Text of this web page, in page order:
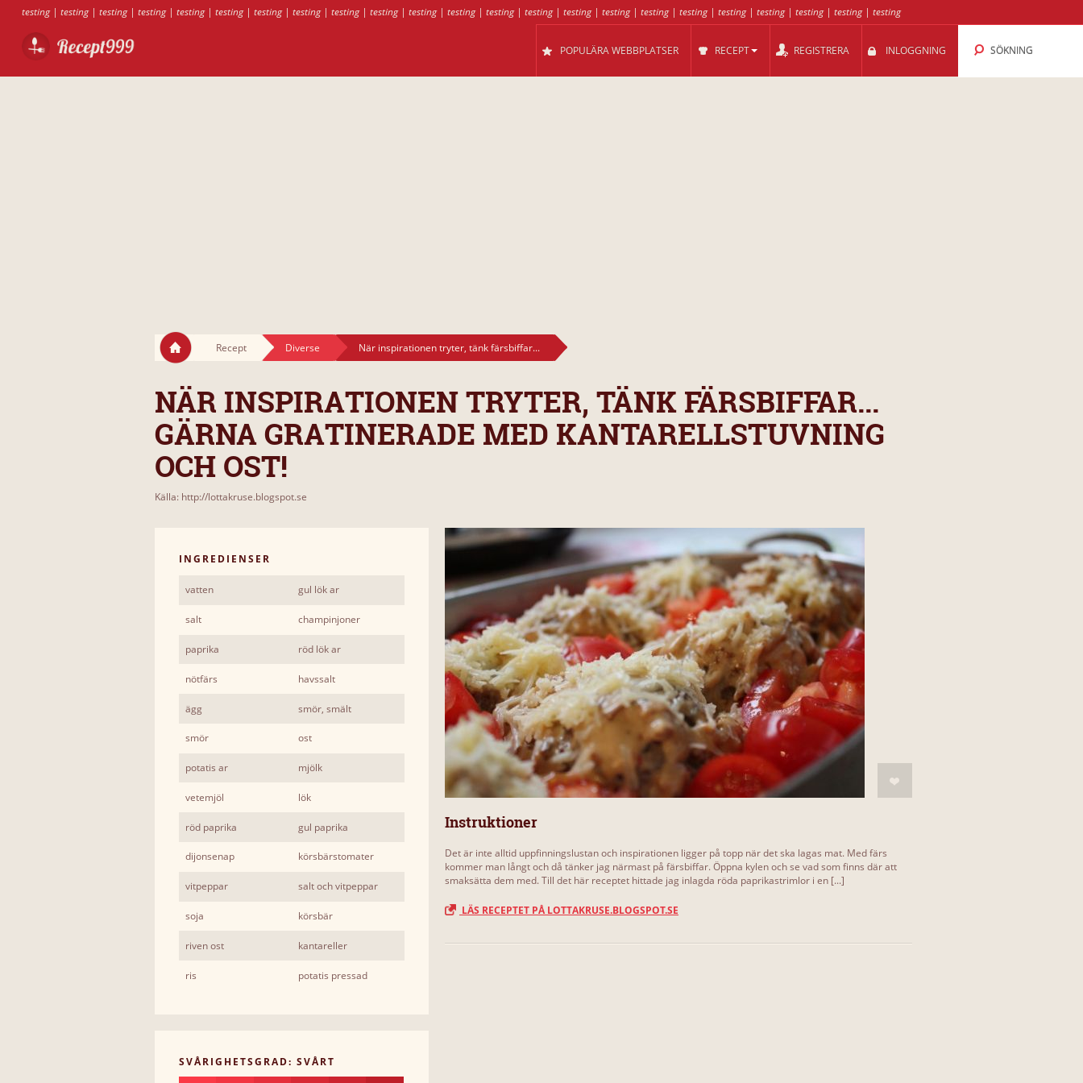
testing| testing| testing| testing| testing| testing| testing| testing| testing| testing| testing| testing| testing| testing| testing| testing| testing| testing| testing| testing| testing| testing| testing
POPULÄRA WEBBPLATSER RECEPT REGISTRERA INLOGGNING SÖKNING
Recept Diverse När inspirationen tryter, tänk färsbiffar...
NÄR INSPIRATIONEN TRYTER, TÄNK FÄRSBIFFAR...
GÄRNA GRATINERADE MED KANTARELLSTUVNING
OCH OST!
Källa: http://lottakruse.blogspot.se
Instruktioner
Det är inte alltid uppfinningslustan och inspirationen ligger på topp när det ska lagas mat. Med färs
kommer man långt och då tänker jag närmast på färsbiffar. Öppna kylen och se vad som finns där att
smaksätta dem med. Till det här receptet hittade jag inlagda röda paprikastrimlor i en [...]
LÄS RECEPTET PÅ LOTTAKRUSE.BLOGSPOT.SE
INGREDIENSER
vatten gul lök ar
salt champinjoner
paprika röd lök ar
nötfärs havssalt
ägg smör, smält
smör ost
potatis ar mjölk
vetemjöl lök
röd paprika gul paprika
dijonsenap körsbärstomater
vitpeppar salt och vitpeppar
soja körsbär
riven ost kantareller
ris potatis pressad
SVÅRIGHETSGRAD: SVÅRT